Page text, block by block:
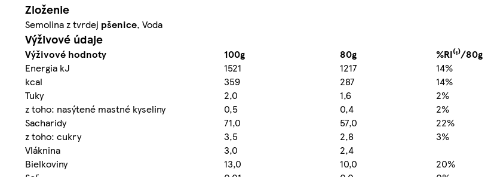
Zloženie
Semolina z tvrdej pšenice, Voda
Výživové údaje
Výživové hodnoty 100g 80g
%RI⁽¹⁾/80g
Energia kJ
1521 1217
14%
kcal
359 287
14%
Tuky
2,0 1,6
2%
z toho: nasýtené mastné kyseliny
0,5 0,4
2%
Sacharidy
71,0 57,0
22%
z toho: cukry
3,5 2,8
3%
Vláknina
3,0
2,4
Bielkoviny
13,0 10,0
20%